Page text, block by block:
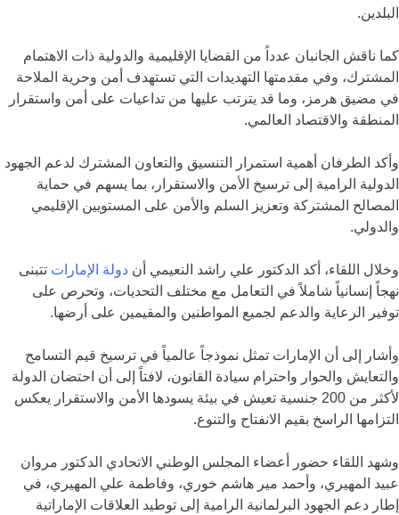
البلدين.
كما ناقش الجانبان عدداً من القضايا الإقليمية والدولية ذات الاهتمام
المشترك، وفي مقدمتها التهديدات التي تستهدف أمن وحرية الملاحة
في مضيق هرمز، وما قد يترتب عليها من تداعيات على أمن واستقرار
المنطقة والاقتصاد العالمي.
وأكد الطرفان أهمية استمرار التنسيق والتعاون المشترك لدعم الجهود
الدولية الرامية إلى ترسيخ الأمن والاستقرار، بما يسهم في حماية
المصالح المشتركة وتعزيز السلم والأمن على المستويين الإقليمي
والدولي.
وخلال اللقاء، أكد الدكتور علي راشد النعيمي أن دولة الإمارات تتبنى
نهجاً إنسانياً شاملاً في التعامل مع مختلف التحديات، وتحرص على
توفير الرعاية والدعم لجميع المواطنين والمقيمين على أرضها.
وأشار إلى أن الإمارات تمثل نموذجاً عالمياً في ترسيخ قيم التسامح
والتعايش والحوار واحترام سيادة القانون، لافتاً إلى أن احتضان الدولة
لأكثر من 200 جنسية تعيش في بيئة يسودها الأمن والاستقرار يعكس
التزامها الراسخ بقيم الانفتاح والتنوع.
وشهد اللقاء حضور أعضاء المجلس الوطني الاتحادي الدكتور مروان
عبيد المهيري، وأحمد مير هاشم خوري، وفاطمة علي المهيري، في
إطار دعم الجهود البرلمانية الرامية إلى توطيد العلاقات الإماراتية